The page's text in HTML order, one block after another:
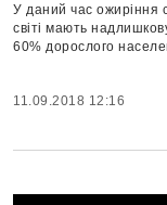
У даний час ожиріння
світі мають
60% дорослого
11.09.2018 12:16